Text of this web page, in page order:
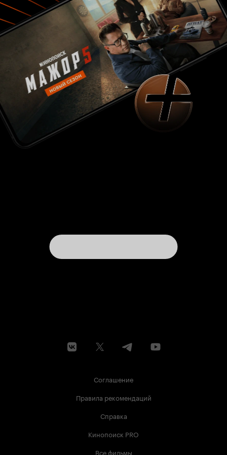
времени, «В случае убийства набирайте «М»»
имеет за собой ремейк, причем сразу два.
Один из них – «Ошибка Тони Вендиса» был
снят в СССР в 1981 году, другой, более
известный современному зрителю –
«Идеальное убийство» вышел на экраны в
1998-м уже в Голливуде с участием таких звезд
как Майкл Дуглас и Гвинет Пэлтроу. Несмотря
на определенное признание этих картин по
обе стороны океана, только фильму великого
Альфреда Хичкока удалось стать со временем
классикой мирового кино и одним из лучших
представителей детективного жанра.
Соглашение
Правила рекомендаций
Справка
Кинопоиск PRO
Все фильмы